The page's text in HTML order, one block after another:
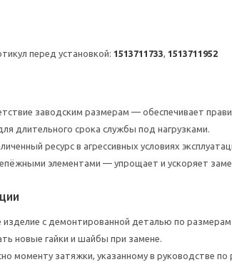
перед установкой: 1513711733, 1513711952
заводским размерам — обеспечивает
длительного срока службы под нагрузками.
ресурс в агрессивных условиях
элементами — упрощает и ускоряет
с демонтированной деталью по размерам
новые гайки и шайбы при замене.
моменту затяжки, указанному в руководстве